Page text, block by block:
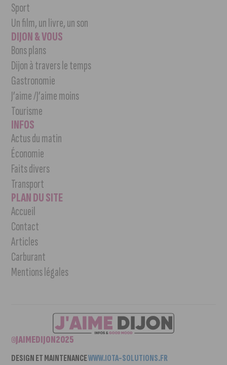
Sport
Un film, un livre, un son
DIJON & VOUS
Bons plans
Dijon à travers le temps
Gastronomie
J’aime /J’aime moins
Tourisme
INFOS
Actus du matin
Économie
Faits divers
Transport
PLAN DU SITE
Accueil
Contact
Articles
Carburant
Mentions légales
©JAIMEDIJON2025
DESIGN ET MAINTENANCEWWW.IOTA-SOLUTIONS.FR